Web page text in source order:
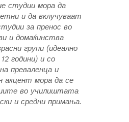
студии мора да
и да вклучуваат
за пренос во
и домаќинства
групи (идеално
години) и со
преваленца и
акцент мора да се
во училиштата
и средни примања.